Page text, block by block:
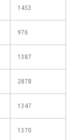
1453
976
1387
2878
1347
1370